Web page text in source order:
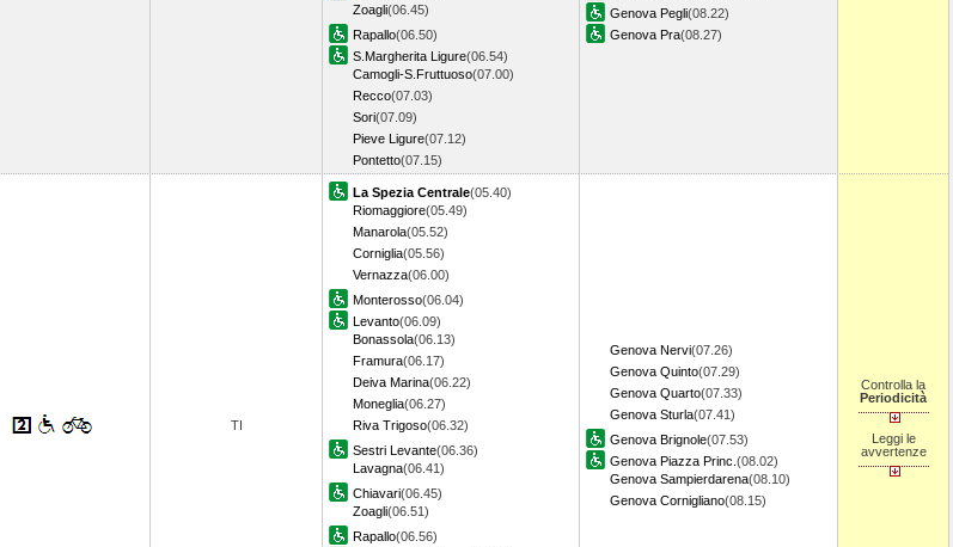
Zoagli(06.45)
Rapallo(06.50)
S.Margherita Ligure(06.54)
Camogli-S.Fruttuoso(07.00)
Recco(07.03)
Sori(07.09)
Pieve Ligure(07.12)
Pontetto(07.15)
Genova Pegli(08.22)
Genova Pra(08.27)
TI
La Spezia Centrale(05.40)
Riomaggiore(05.49)
Manarola(05.52)
Corniglia(05.56)
Vernazza(06.00)
Monterosso(06.04)
Levanto(06.09)
Bonassola(06.13)
Framura(06.17)
Deiva Marina(06.22)
Moneglia(06.27)
Riva Trigoso(06.32)
Sestri Levante(06.36)
Lavagna(06.41)
Chiavari(06.45)
Zoagli(06.51)
Rapallo(06.56)
Genova Nervi(07.26)
Genova Quinto(07.29)
Genova Quarto(07.33)
Genova Sturla(07.41)
Genova Brignole(07.53)
Genova Piazza Princ. (08.02)
Genova Sampierdarena(08.10)
Genova Cornigliano(08.15)
Controlla la
Periodicità
Leggi le
avvertenze